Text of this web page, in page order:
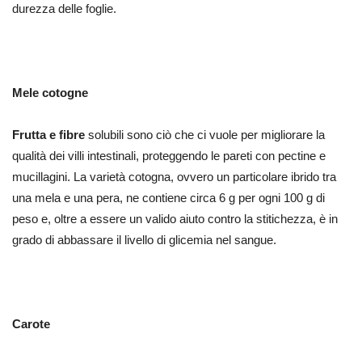
durezza delle foglie.
Mele cotogne
Frutta e fibre solubili sono ciò che ci vuole per migliorare la
qualità dei villi intestinali, proteggendo le pareti con pectine e
mucillagini. La varietà cotogna, ovvero un particolare ibrido tra
una mela e una pera, ne contiene circa 6 g per ogni 100 g di
peso e, oltre a essere un valido aiuto contro la stitichezza, è in
grado di abbassare il livello di glicemia nel sangue.
Carote